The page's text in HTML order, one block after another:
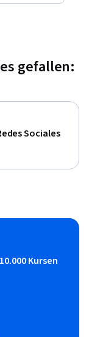
gefallen:
Sociales
Kursen